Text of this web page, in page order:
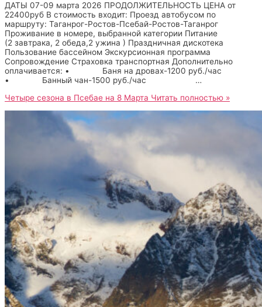
ДАТЫ 07-09 марта 2026 ПРОДОЛЖИТЕЛЬНОСТЬ ЦЕНА от
22400руб В стоимость входит: Проезд автобусом по
маршруту: Таганрог-Ростов-Псебай-Ростов-Таганрог
Проживание в номере, выбранной категории Питание
(2 завтрака, 2 обеда,2 ужина ) Праздничная дискотека
Пользование бассейном Экскурсионная программа
Сопровождение Страховка транспортная Дополнительно
оплачивается: • Баня на дровах-1200 руб./час
• Банный чан-1500 руб./час …
Четыре сезона в Псебае на 8 Марта Читать полностью »